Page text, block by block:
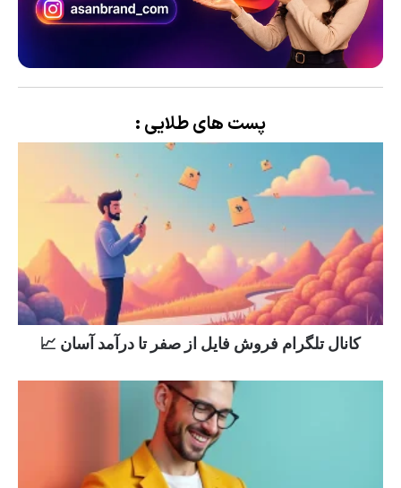
پست های طلایی :
کانال تلگرام فروش فایل از صفر تا درآمد آسان 📈